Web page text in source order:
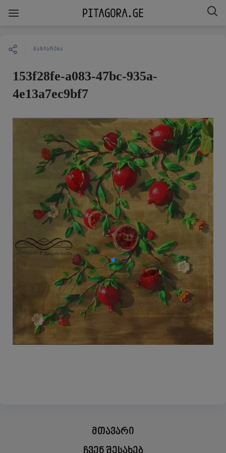
ᲒᲐᲖᲘᲐᲠᲔᲑᲐ
153f28fe-a083-47bc-935a-
4e13a7ec9bf7
მთავარი